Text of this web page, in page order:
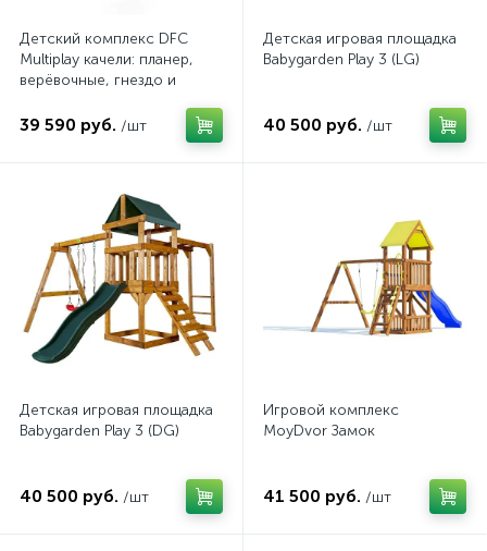
Детский комплекс DFC
Multiplay качели: планер,
верёвочные, гнездо и
39 590 руб. /шт
Детская игровая площадка
Babygarden Play 3 (LG)
40 500 руб. /шт
Детская игровая площадка
Babygarden Play 3 (DG)
40 500 руб. /шт
Игровой комплекс
MoyDvor Замок
41 500 руб. /шт